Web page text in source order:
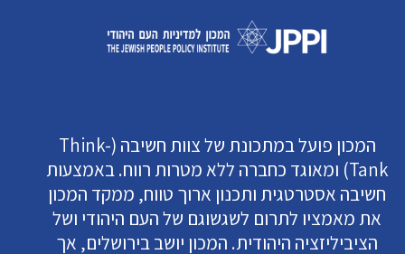
המכון פועל במתכונת של צוות חשיבה (Think-
Tank) ומאוגד כחברה ללא מטרות רווח. באמצעות
חשיבה אסטרטגית ותכנון ארוך טווח, ממקד המכון
את מאמציו לתרום לשגשוגם של העם היהודי ושל
הציביליזציה היהודית. המכון יושב בירושלים, אך